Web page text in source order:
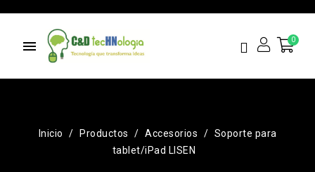
menu
Inicio Productos Accesorios
Soporte para
tablet/iPad LISEN